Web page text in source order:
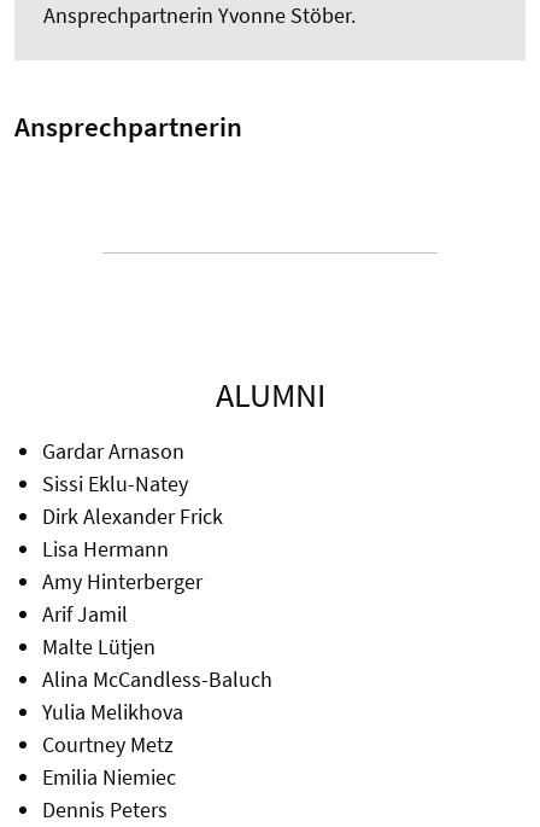
Ansprechpartnerin Yvonne Stöber.
Ansprechpartnerin
ALUMNI
Gardar Arnason
Sissi Eklu-Natey
Dirk Alexander Frick
Lisa Hermann
Amy Hinterberger
Arif Jamil
Malte Lütjen
Alina McCandless-Baluch
Yulia Melikhova
Courtney Metz
Emilia Niemiec
Dennis Peters